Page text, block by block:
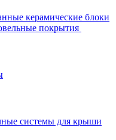
керамические блоки
покрытия
системы для крыши